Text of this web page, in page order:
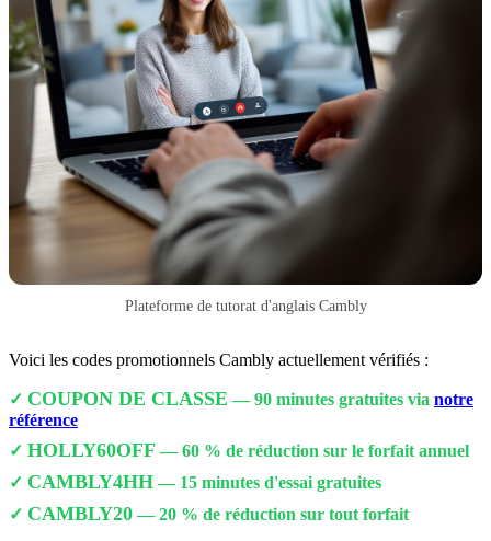
Plateforme de tutorat d'anglais Cambly
Voici les codes promotionnels Cambly actuellement vérifiés :
✓ COUPON DE CLASSE — 90 minutes gratuites via notre
référence
✓ HOLLY60OFF— 60 % de réduction sur le forfait annuel
✓ CAMBLY4HH— 15 minutes d'essai gratuites
✓ CAMBLY20— 20 % de réduction sur tout forfait